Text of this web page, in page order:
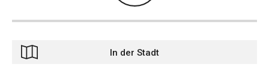
In der Stadt